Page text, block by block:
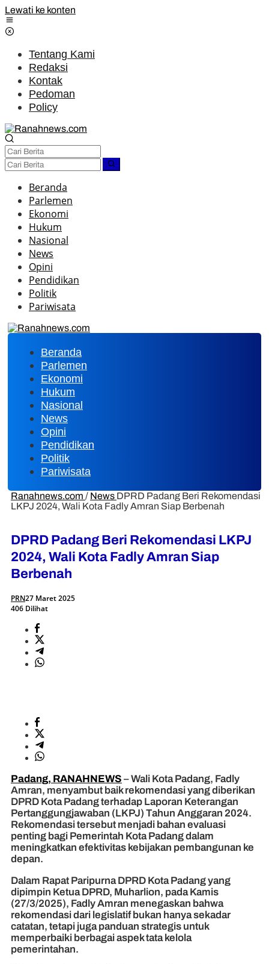
Lewati ke konten
Tentang Kami
Redaksi
Kontak
Pedoman
Policy
Beranda
Parlemen
Ekonomi
Hukum
Nasional
News
Opini
Pendidikan
Politik
Pariwisata
Beranda
Parlemen
Ekonomi
Hukum
Nasional
News
Opini
Pendidikan
Politik
Pariwisata
Ranahnews.com / News DPRD Padang Beri Rekomendasi
LKPJ 2024, Wali Kota Fadly Amran Siap Berbenah
DPRD Padang Beri Rekomendasi LKPJ
2024, Wali Kota Fadly Amran Siap
Berbenah
PRN27 Maret 2025
406 Dilihat
Padang, RANAHNEWS – Wali Kota Padang, Fadly
Amran, menyambut baik rekomendasi yang diberikan
DPRD Kota Padang terhadap Laporan Keterangan
Pertanggungjawaban (LKPJ) Tahun Anggaran 2024.
Rekomendasi tersebut menjadi bahan evaluasi
penting bagi Pemerintah Kota Padang dalam
meningkatkan efektivitas kebijakan pembangunan ke
depan.
Dalam Rapat Paripurna DPRD Kota Padang yang
dipimpin Ketua DPRD, Muharlion, pada Kamis
(27/3/2025), Fadly Amran menegaskan bahwa
rekomendasi dari legislatif bukan hanya sekadar
catatan, tetapi juga panduan strategis untuk
memperbaiki berbagai aspek tata kelola
pemerintahan.